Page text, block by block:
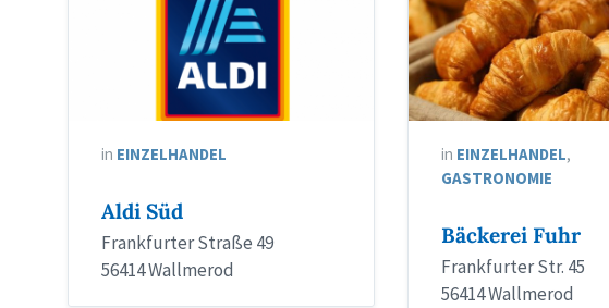
in EINZELHANDEL
Aldi Süd
Frankfurter Straße 49
56414 Wallmerod
in EINZELHANDEL,
GASTRONOMIE
Bäckerei Fuhr
Frankfurter Str. 45
56414 Wallmerod